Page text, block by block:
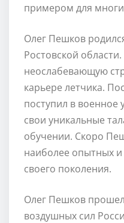
примером для
Олег Пешков
Ростовской
неослабевающую
карьере летчика.
поступил в военное
свои уникальные
обучении. Скоро
наиболее опытных
своего поколения.
Олег Пешков
воздушных сил